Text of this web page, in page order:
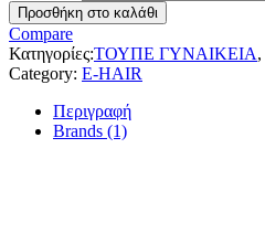
Προσθήκη στο καλάθι
Compare
Κατηγορίες:ΤΟΥΠΕ ΓΥΝΑΙΚΕΙΑ,
Category: E-HAIR
Περιγραφή
Brands (1)